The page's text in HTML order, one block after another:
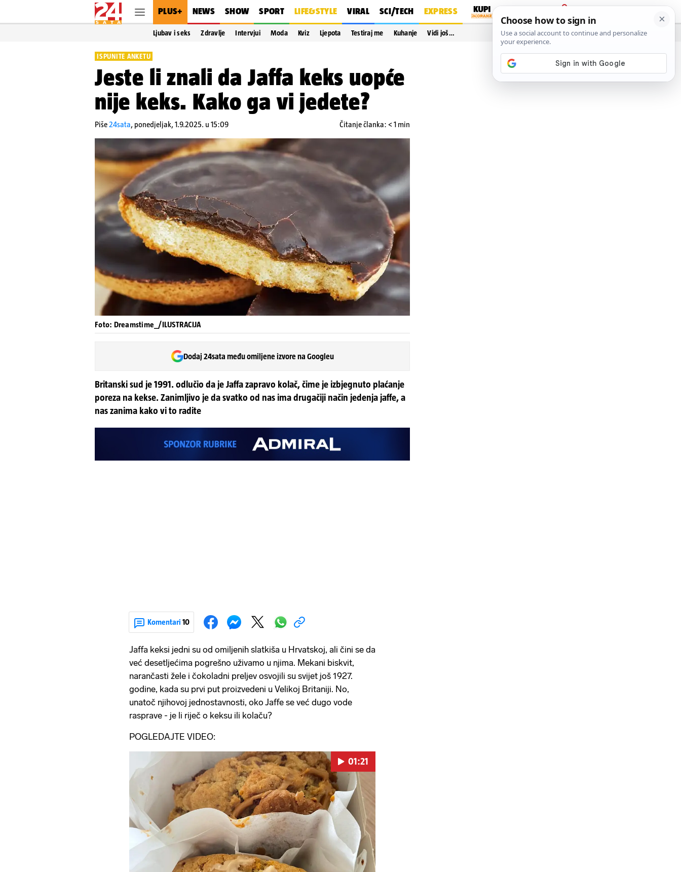
PLUS+ NEWS SHOW SPORT LIFE&STYLE VIRAL SCI/TECH EXPRESS
PRIJAVA
Ljubav i seks Zdravlje Intervjui Moda Kviz Ljepota Testiraj me Kuhanje Vidi još…
ISPUNITE ANKETU
Jeste li znali da Jaffa keks uopće
nije keks. Kako ga vi jedete?
Piše24sata, ponedjeljak, 1.9.2025. u 15:09 Čitanje članka: < 1 min
Foto: Dreamstime_/ILUSTRACIJA
Dodaj 24sata među omiljene izvore na Googleu
Britanski sud je 1991. odlučio da je Jaffa zapravo kolač, čime je izbjegnuto plaćanje
poreza na kekse. Zanimljivo je da svatko od nas ima drugačiji način jedenja jaffe, a
nas zanima kako vi to radite
Komentari 10
Jaffa keksi jedni su od omiljenih slatkiša u Hrvatskoj, ali čini se da
već desetljećima pogrešno uživamo u njima. Mekani biskvit,
narančasti žele i čokoladni preljev osvojili su svijet još 1927.
godine, kada su prvi put proizvedeni u Velikoj Britaniji. No,
unatoč njihovoj jednostavnosti, oko Jaffe se već dugo vode
rasprave - je li riječ o keksu ili kolaču?
POGLEDAJTE VIDEO:
Pokretanje videa...
01:21